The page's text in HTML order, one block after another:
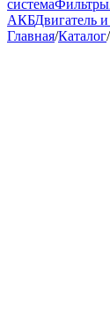
системаФильтры
АКБДвигатель
Главная/Каталог/